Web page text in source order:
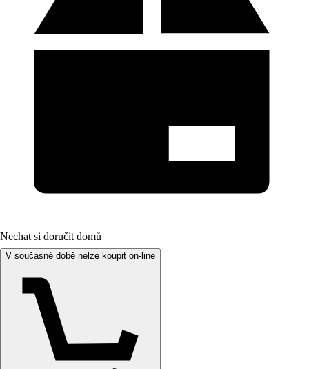
Nechat si doručit domů
V současné době nelze koupit on-line